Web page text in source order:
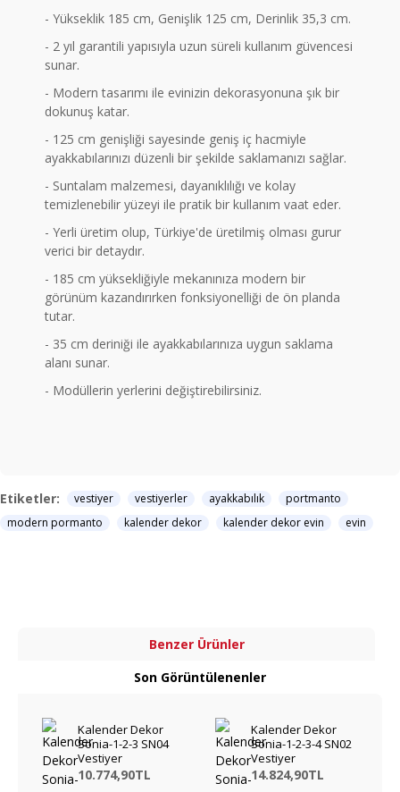
- Yükseklik 185 cm, Genişlik 125 cm, Derinlik 35,3 cm.
- 2 yıl garantili yapısıyla uzun süreli kullanım güvencesi
sunar.
- Modern tasarımı ile evinizin dekorasyonuna şık bir
dokunuş katar.
- 125 cm genişliği sayesinde geniş iç hacmiyle
ayakkabılarınızı düzenli bir şekilde saklamanızı sağlar.
- Suntalam malzemesi, dayanıklılığı ve kolay
temizlenebilir yüzeyi ile pratik bir kullanım vaat eder.
- Yerli üretim olup, Türkiye'de üretilmiş olması gurur
verici bir detaydır.
- 185 cm yüksekliğiyle mekanınıza modern bir
görünüm kazandırırken fonksiyonelliği de ön planda
tutar.
- 35 cm deriniği ile ayakkabılarınıza uygun saklama
alanı sunar.
- Modüllerin yerlerini değiştirebilirsiniz.
Etiketler: vestiyer vestiyerler ayakkabılık
portmanto
modern pormanto
kalender dekor kalender dekor evin evin
Benzer Ürünler
Son Görüntülenenler
Kalender Dekor
Sonia-1-2-3 SN04
Vestiyer
10.774,90TL
Kalender Dekor
Sonia-1-2-3-4 SN02
Vestiyer
14.824,90TL